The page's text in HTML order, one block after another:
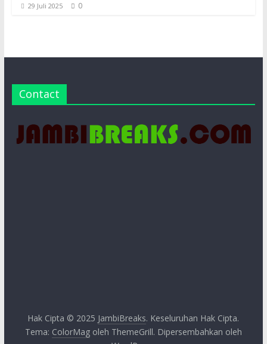
29 Juli 2025 0
Contact
Hak Cipta © 2025 JambiBreaks. Keseluruhan Hak Cipta.
Tema: ColorMagoleh ThemeGrill. Dipersembahkan oleh